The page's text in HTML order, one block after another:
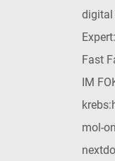
digital
Fast
IM
mol-